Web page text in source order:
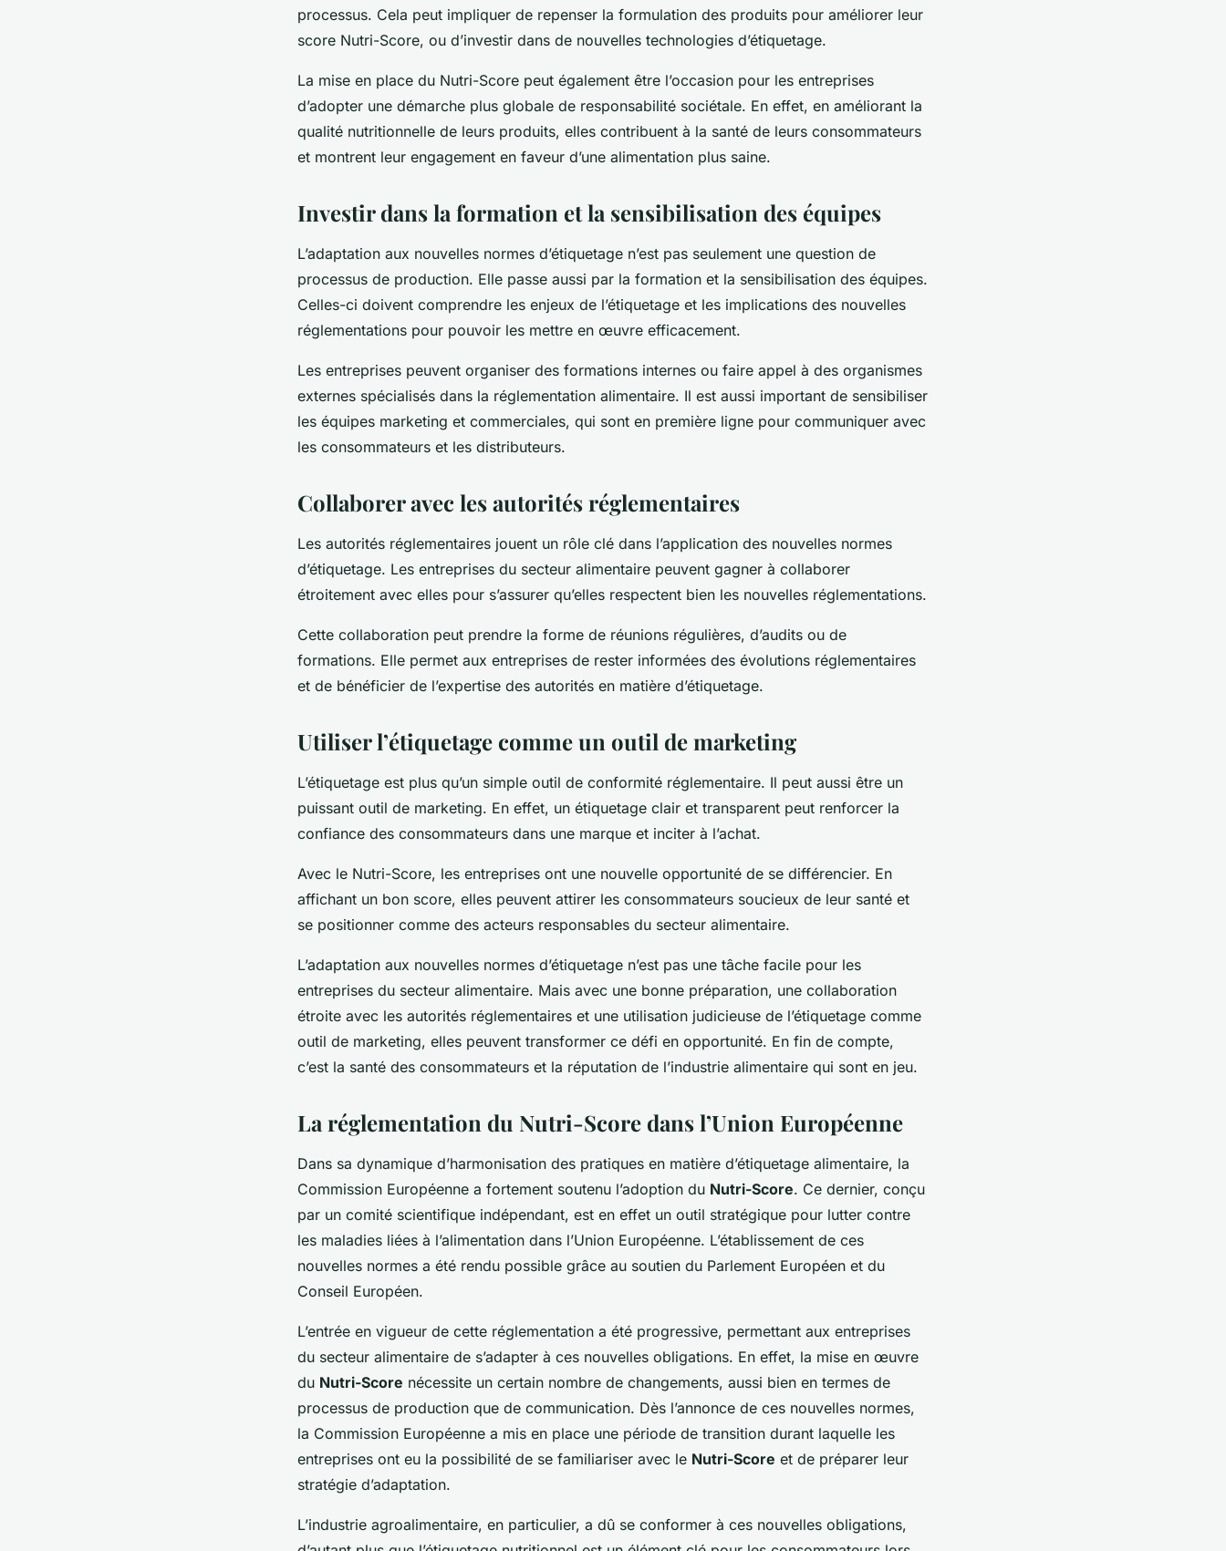
processus. Cela peut impliquer de repenser la formulation des produits pour améliorer leur
score Nutri-Score, ou d’investir dans de nouvelles technologies d’étiquetage.
La mise en place du Nutri-Score peut également être l’occasion pour les entreprises
d’adopter une démarche plus globale de responsabilité sociétale. En effet, en améliorant la
qualité nutritionnelle de leurs produits, elles contribuent à la santé de leurs consommateurs
et montrent leur engagement en faveur d’une alimentation plus saine.
Investir dans la formation et la sensibilisation des équipes
L’adaptation aux nouvelles normes d’étiquetage n’est pas seulement une question de
processus de production. Elle passe aussi par la formation et la sensibilisation des équipes.
Celles-ci doivent comprendre les enjeux de l’étiquetage et les implications des nouvelles
réglementations pour pouvoir les mettre en œuvre efficacement.
Les entreprises peuvent organiser des formations internes ou faire appel à des organismes
externes spécialisés dans la réglementation alimentaire. Il est aussi important de sensibiliser
les équipes marketing et commerciales, qui sont en première ligne pour communiquer avec
les consommateurs et les distributeurs.
Collaborer avec les autorités réglementaires
Les autorités réglementaires jouent un rôle clé dans l’application des nouvelles normes
d’étiquetage. Les entreprises du secteur alimentaire peuvent gagner à collaborer
étroitement avec elles pour s’assurer qu’elles respectent bien les nouvelles réglementations.
Cette collaboration peut prendre la forme de réunions régulières, d’audits ou de
formations. Elle permet aux entreprises de rester informées des évolutions réglementaires
et de bénéficier de l’expertise des autorités en matière d’étiquetage.
Utiliser l’étiquetage comme un outil de marketing
L’étiquetage est plus qu’un simple outil de conformité réglementaire. Il peut aussi être un
puissant outil de marketing. En effet, un étiquetage clair et transparent peut renforcer la
confiance des consommateurs dans une marque et inciter à l’achat.
Avec le Nutri-Score, les entreprises ont une nouvelle opportunité de se différencier. En
affichant un bon score, elles peuvent attirer les consommateurs soucieux de leur santé et
se positionner comme des acteurs responsables du secteur alimentaire.
L’adaptation aux nouvelles normes d’étiquetage n’est pas une tâche facile pour les
entreprises du secteur alimentaire. Mais avec une bonne préparation, une collaboration
étroite avec les autorités réglementaires et une utilisation judicieuse de l’étiquetage comme
outil de marketing, elles peuvent transformer ce défi en opportunité. En fin de compte,
c’est la santé des consommateurs et la réputation de l’industrie alimentaire qui sont en jeu.
La réglementation du Nutri-Score dans l’Union Européenne
Dans sa dynamique d’harmonisation des pratiques en matière d’étiquetage alimentaire, la
Commission Européenne a fortement soutenu l’adoption du Nutri-Score. Ce dernier, conçu
par un comité scientifique indépendant, est en effet un outil stratégique pour lutter contre
les maladies liées à l’alimentation dans l’Union Européenne. L’établissement de ces
nouvelles normes a été rendu possible grâce au soutien du Parlement Européen et du
Conseil Européen.
L’entrée en vigueur de cette réglementation a été progressive, permettant aux entreprises
du secteur alimentaire de s’adapter à ces nouvelles obligations. En effet, la mise en œuvre
du Nutri-Score nécessite un certain nombre de changements, aussi bien en termes de
processus de production que de communication. Dès l’annonce de ces nouvelles normes,
la Commission Européenne a mis en place une période de transition durant laquelle les
entreprises ont eu la possibilité de se familiariser avec le Nutri-Score et de préparer leur
stratégie d’adaptation.
L’industrie agroalimentaire, en particulier, a dû se conformer à ces nouvelles obligations,